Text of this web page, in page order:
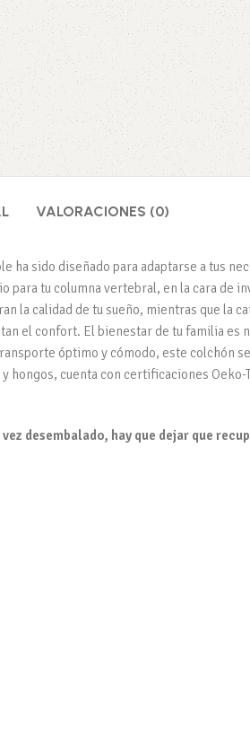
VALORACIONES (0)
sido diseñado para adaptarse a tus
tu columna vertebral, en la cara de
la calidad de tu sueño, mientras que la
el confort. El bienestar de tu familia es
óptimo y cómodo, este colchón
cuenta con certificaciones Oeko-
desembalado, hay que dejar que